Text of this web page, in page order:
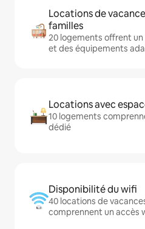
Locations de
familles
20 logements offrent
et des équipements
Locations avec
10 logements
dédié
Disponibilité du wifi
40 locations de
comprennent un accès